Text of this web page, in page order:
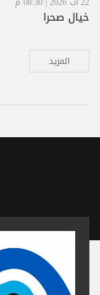
خيال صحرا
المزيد